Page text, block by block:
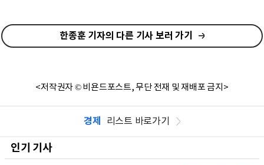
한종훈 기자의 다른 기사 보러 가기
<저작권자 © 비욘드포스트, 무단 전재 및 재배포 금지>
경제 리스트 바로가기
인기 기사